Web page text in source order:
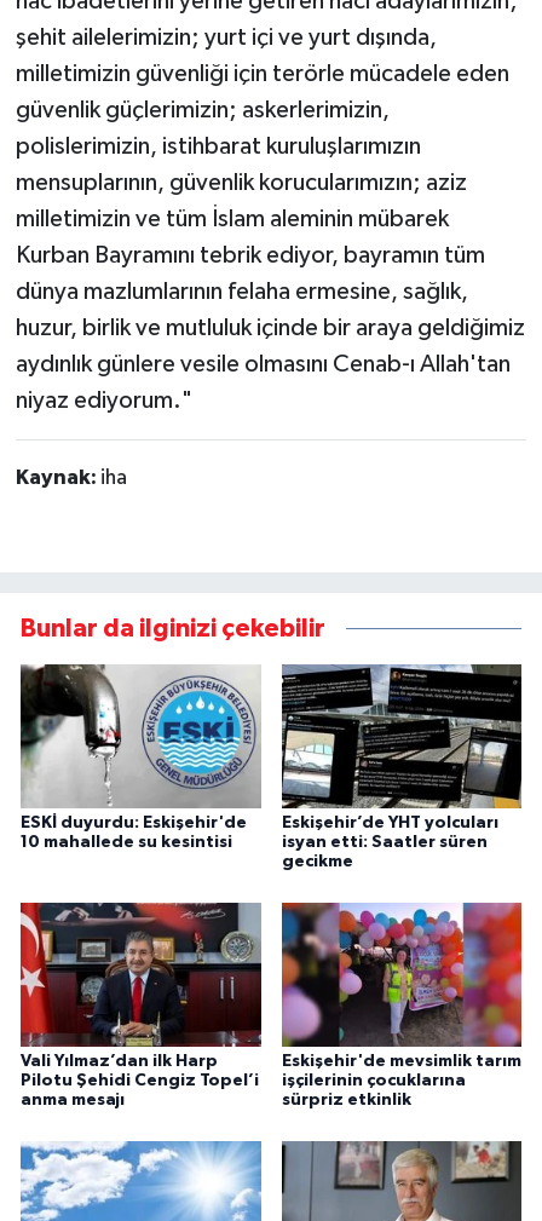
şehit ailelerimizin; yurt içi ve yurt dışında,
milletimizin güvenliği için terörle mücadele eden
güvenlik güçlerimizin; askerlerimizin,
polislerimizin, istihbarat kuruluşlarımızın
mensuplarının, güvenlik korucularımızın; aziz
milletimizin ve tüm İslam aleminin mübarek
Kurban Bayramını tebrik ediyor, bayramın tüm
dünya mazlumlarının felaha ermesine, sağlık,
huzur, birlik ve mutluluk içinde bir araya geldiğimiz
aydınlık günlere vesile olmasını Cenab-ı Allah'tan
niyaz ediyorum."
Kaynak: iha
Bunlar da ilginizi çekebilir
ESKİ duyurdu: Eskişehir'de
10 mahallede su kesintisi
Eskişehir’de YHT yolcuları
isyan etti: Saatler süren
gecikme
Vali Yılmaz’dan ilk Harp
Pilotu Şehidi Cengiz Topel’i
anma mesajı
Eskişehir'de mevsimlik tarım
işçilerinin çocuklarına
sürpriz etkinlik